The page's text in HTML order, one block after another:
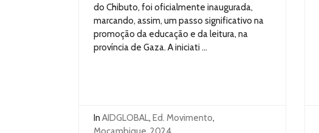
do Chibuto, foi oficialmente inaugurada,
marcando, assim, um passo significativo na
promoção da educação e da leitura, na
província de Gaza. A iniciati ...
In AIDGLOBAL, Ed. Movimento,